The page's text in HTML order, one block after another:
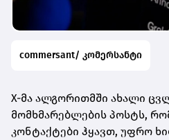
commersant/ კომერსანტი
X-მა ალგორითმში ახალი
მომხმარებლების პოსტს,
კონტაქტები ჰყავთ, უფრო